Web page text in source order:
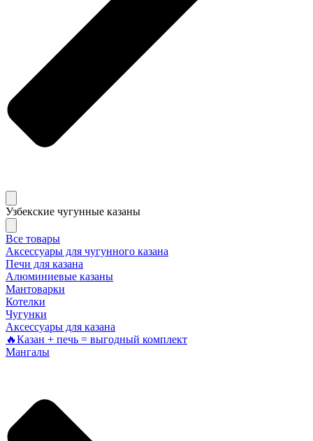
Узбекские чугунные казаны
Все товары
Аксессуары для чугунного казана
Печи для казана
Алюминиевые казаны
Мантоварки
Котелки
Чугунки
Аксессуары для казана
🔥Казан + печь = выгодный комплект
Мангалы